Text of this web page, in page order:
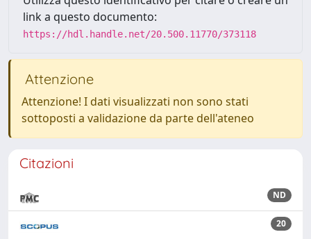
link a questo documento:
https://hdl.handle.net/20.500.11770/373118
Attenzione
Attenzione! I dati visualizzati non sono stati
sottoposti a validazione da parte dell'ateneo
Citazioni
ND
20